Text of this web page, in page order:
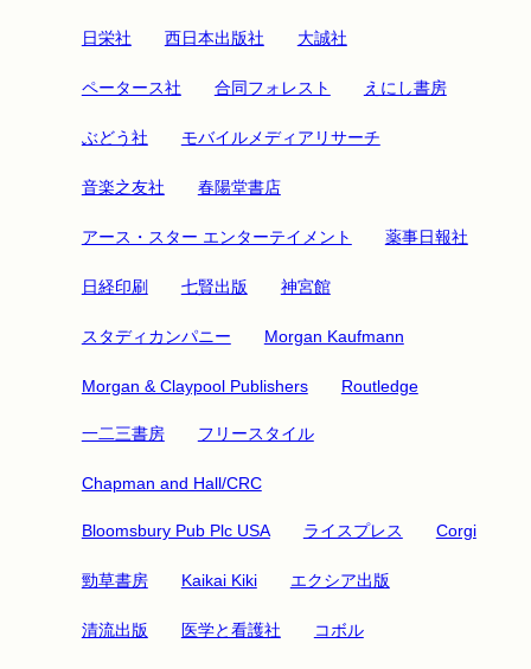
日栄社 西日本出版社 大誠社
ペータース社 合同フォレスト えにし書房
ぶどう社 モバイルメディアリサーチ
音楽之友社 春陽堂書店
アース・スター エンターテイメント 薬事日報社
日経印刷 七賢出版 神宮館
スタディカンパニー Morgan Kaufmann
Morgan & Claypool Publishers Routledge
一二三書房 フリースタイル
Chapman and Hall/CRC
Bloomsbury Pub Plc USA ライスプレス Corgi
勁草書房 Kaikai Kiki エクシア出版
清流出版 医学と看護社 コボル